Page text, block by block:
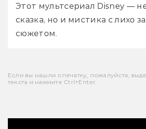
Этот мультсериал Disney —
сказка, но и мистика с лихо
сюжетом.
Если вы нашли опечатку, пожалуйста,
текста и нажмите Ctrl+Enter.